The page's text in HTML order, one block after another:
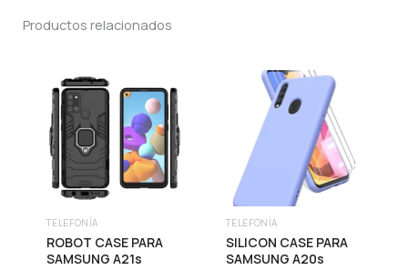
Productos relacionados
TELEFONÍA
ROBOT CASE PARA
SAMSUNG A21s
TELEFONÍA
SILICON CASE PARA
SAMSUNG A20s